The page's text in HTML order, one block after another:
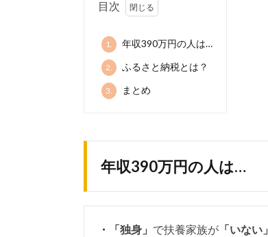
目次
1. 年収390万円の人は…
2. ふるさと納税とは？
3. まとめ
年収390万円の人は…
・「独身」 で扶養家族が 「いない」